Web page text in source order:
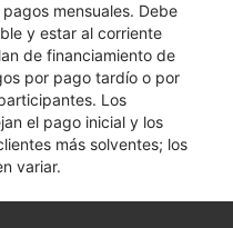
mensuales. Debe
y estar al corriente
de financiamiento de
por pago tardío o por
Los
el pago inicial y los
más solventes; los
variar.